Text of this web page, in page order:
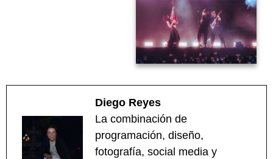
Diego Reyes
La combinación de
programación, diseño,
fotografía, social media y